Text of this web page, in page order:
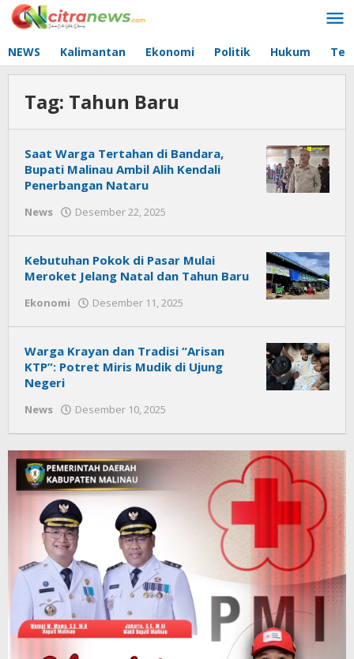
Lewati
ke
NEWS Kalimantan Ekonomi Politik Hukum
Tag: Tahun Baru
Saat Warga Tertahan di Bandara,
Bupati Malinau Ambil Alih Kendali
Penerbangan Nataru
News Desember 22, 2025
Kebutuhan Pokok di Pasar Mulai
Meroket Jelang Natal dan Tahun Baru
Ekonomi Desember 11, 2025
Warga Krayan dan Tradisi “Arisan
KTP”: Potret Miris Mudik di Ujung
Negeri
News Desember 10, 2025